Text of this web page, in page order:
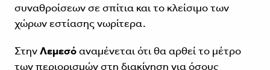
συναθροίσεων σε σπίτια και το κλείσιμο των
χώρων εστίασης νωρίτερα.
ΣτηνΛεμεσόαναμένεται ότι θα αρθεί το μέτρο
των περιορισμών στη διακίνηση για όσους